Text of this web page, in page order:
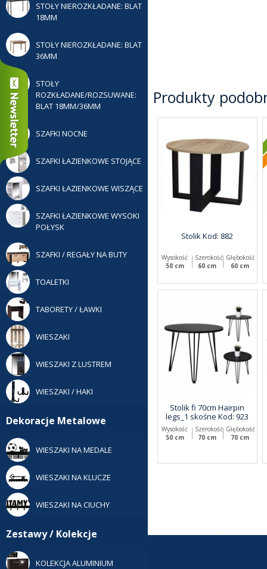
STOŁY NIEROZKŁADANE: BLAT
18MM
STOŁY NIEROZKŁADANE: BLAT
36MM
STOŁY
ROZKŁADANE/ROZSUWANE:
BLAT 18MM/36MM
SZAFKI NOCNE
SZAFKI ŁAZIENKOWE STOJĄCE
SZAFKI ŁAZIENKOWE WISZĄCE
SZAFKI ŁAZIENKOWE WYSOKI
POŁYSK
SZAFKI / REGAŁY NA BUTY
TOALETKI
TABORETY / ŁAWKI
WIESZAKI
WIESZAKI Z LUSTREM
WIESZAKI / HAKI
Dekoracje Metalowe
WIESZAKI NA MEDALE
WIESZAKI NA KLUCZE
WIESZAKI NA CIUCHY
Zestawy / Kolekcje
KOLEKCJA ALUMINIUM
Produkty
Stolik Kod: 882
Wysokość
50 cm
Szerokość
60 cm
Głębokość
60 cm
Stolik fi 70cm Hairpin
legs_1 skośne Kod: 923
Wysokość
50 cm
Szerokość
70 cm
Głębokość
70 cm